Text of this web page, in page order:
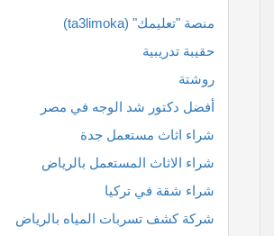
منصة "تعليمك" (ta3limoka)
حقيبة تدريبية
روشتة
أفضل دكتور شد الوجه في مصر
شراء اثاث مستعمل جدة
شراء الاثاث المستعمل بالرياض
شراء شقة في تركيا
شركة كشف تسربات المياه بالرياض